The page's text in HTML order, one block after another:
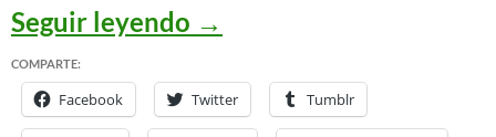
Seguir leyendo Migré mi partición de
→
COMPARTE:
Facebook Twitter Tumblr